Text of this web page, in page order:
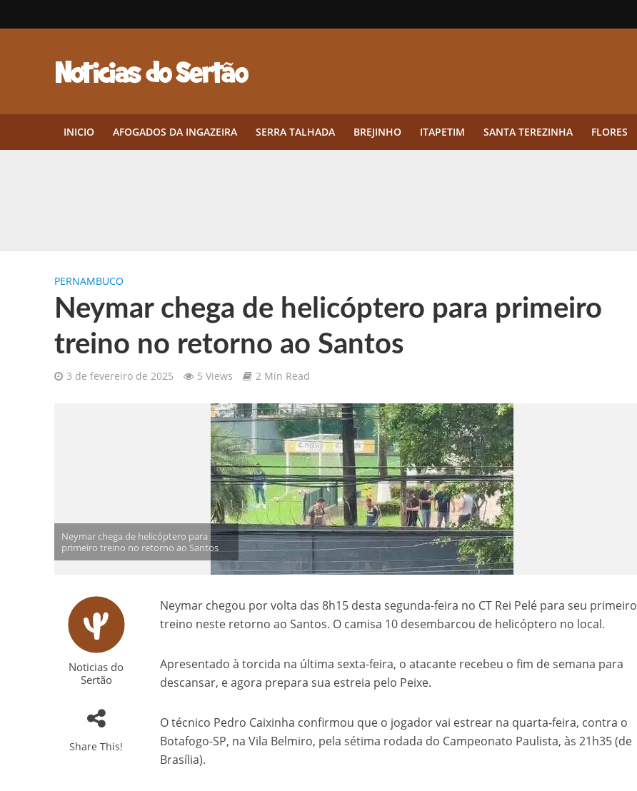
INICIO AFOGADOS DA INGAZEIRA SERRA TALHADA BREJINHO ITAPETIM SANTA TEREZINHA FLORES
Twin lança torneio semanal “Mestres das Rodadas” focado em multiplicadores
Gilberto Ribeiro celebra chegada de sementes e destaca parceria estratégica com Raquel Lyra e Marconi Santana
Confira as vagas de emprego disponíveis nesta terça-feira (03)
Santa Cruz da Baixa Verde é contemplada com seis minicomputadores pelo Governo do Estado
PRF resgata 132 aves silvestres na BR-407, em Petrolina
Comunicamos o falecimento de Paulinho Mototaxi
PERNAMBUCO
Neymar chega de helicóptero para primeiro
treino no retorno ao Santos
3 de fevereiro de 2025 5 Views 2 Min Read
Neymar chega de helicóptero para
primeiro treino no retorno ao Santos
Noticias do
Sertão
Share This!
Neymar chegou por volta das 8h15 desta segunda-feira no CT Rei Pelé para seu primeiro
treino neste retorno ao Santos. O camisa 10 desembarcou de helicóptero no local.
Apresentado à torcida na última sexta-feira, o atacante recebeu o fim de semana para
descansar, e agora prepara sua estreia pelo Peixe.
O técnico Pedro Caixinha confirmou que o jogador vai estrear na quarta-feira, contra o
Botafogo-SP, na Vila Belmiro, pela sétima rodada do Campeonato Paulista, às 21h35 (de
Brasília).